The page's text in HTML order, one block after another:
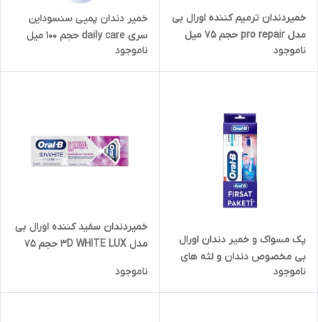
خمیردندان ترمیم کننده اورال بی
مدل pro repair حجم 75 میل
ناموجود
خمیر دندان پمپی سنسوداین
سری daily care حجم 100 میل
ناموجود
پک مسواک و خمیر دندان اورال
بی مخصوص دندان و لثه های
حساس حجم 50 میل
ناموجود
خمیردندان سفید کننده اورال بی
مدل 3D WHITE LUX حجم 75
ناموجود